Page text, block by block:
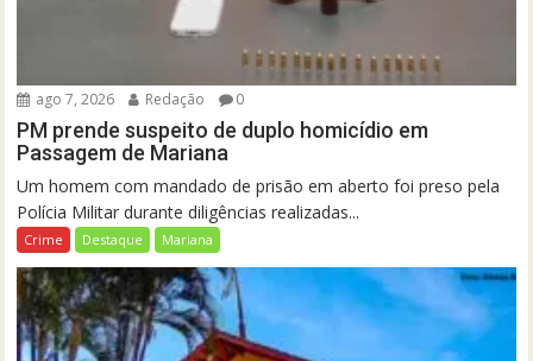
ago 7, 2026 Redação 0
PM prende suspeito de duplo homicídio em
Passagem de Mariana
Um homem com mandado de prisão em aberto foi preso pela
Polícia Militar durante diligências realizadas...
Crime Destaque Mariana